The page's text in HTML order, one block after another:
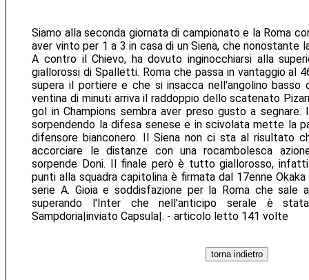
Siamo alla seconda giornata di campionato e la Roma
aver vinto per 1 a 3 in casa di un Siena, che nonostante
A contro il Chievo, ha dovuto inginocchiarsi alla
giallorossi di Spalletti. Roma che passa in vantaggio al
supera il portiere e che si insacca nell'angolino basso
ventina di minuti arriva il raddoppio dello scatenato
gol in Champions sembra aver preso gusto a
sorpendendo la difesa senese e in scivolata mette la
difensore bianconero. Il Siena non ci sta al risultato
accorciare le distanze con una rocambolesca
sorpende Doni. Il finale però è tutto giallorosso,
punti alla squadra capitolina è firmata dal 17enne
serie A. Gioia e soddisfazione per la Roma che sale
superando l'Inter che nell'anticipo serale è
Sampdoria|inviato Capsula|. - articolo letto 141 volte